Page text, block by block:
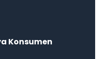
Konsumen